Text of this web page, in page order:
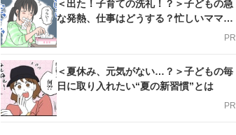
＜出た！子育ての洗礼！？＞子どもの急
な発熱、仕事はどうする？忙しいママを
PR
＜夏休み、元気がない…？＞子どもの毎
日に取り入れたい“夏の新習慣”とは
PR